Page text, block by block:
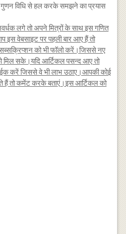
गुणन विधि से हल करके समझने का प्रयास
लगे तो अपने मित्रों के साथ इस गणित
वेबसाइट पर पहली बार आए हैं तो
को भी फॉलो करें।जिससे नए
सके।यदि आर्टिकल पसन्द आए तो
करें जिससे वे भी लाभ उठाए।आपकी कोई
हैं तो कमेंट करके बताएं।इस आर्टिकल को